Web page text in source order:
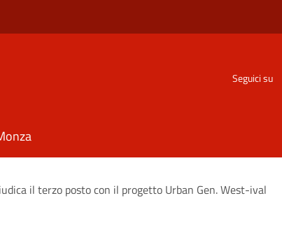
Seguici su
il terzo posto con il progetto Urban Gen. West-ival